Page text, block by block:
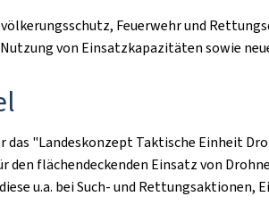
Feuerwehr und
von Einsatzkapazitäten sowie
"Landeskonzept Taktische Einheit
den flächendeckenden Einsatz von
u.a. bei Such- und